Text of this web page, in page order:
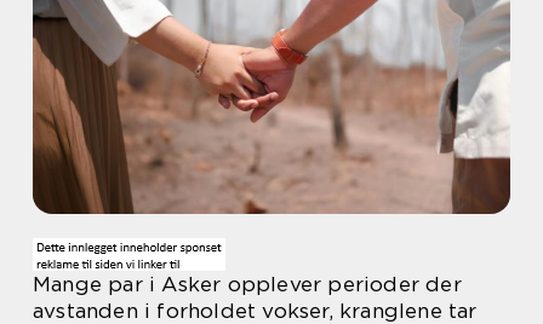
Mange par i Asker opplever perioder der
avstanden i forholdet vokser, kranglene tar